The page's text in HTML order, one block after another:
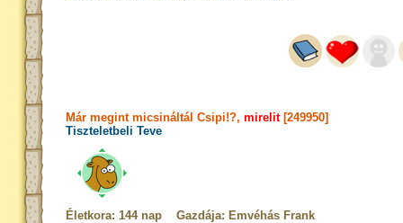
Már megint micsináltál Csipi!?,mirelit[249950]
Tiszteletbeli Teve
Életkora: 144 nap Gazdája: Emvéhás Frank